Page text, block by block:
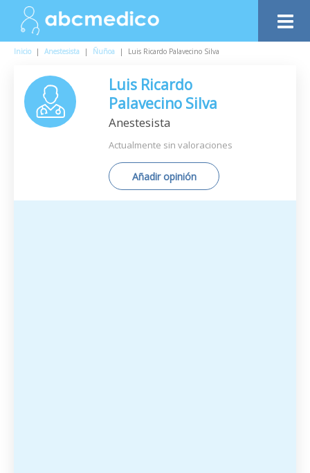
Inicio | Anestesista | Ñuñoa | Luis Ricardo Palavecino Silva
Luis Ricardo
Palavecino Silva
Anestesista
Actualmente sin valoraciones
Añadir opinión